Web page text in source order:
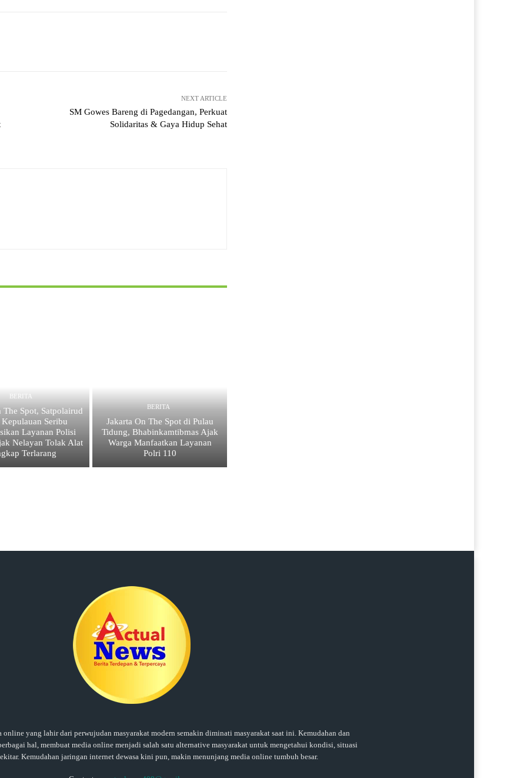
NEXT ARTICLE
SM Gowes Bareng di Pagedangan, Perkuat
Solidaritas & Gaya Hidup Sehat
BERITA
The Spot, Satpolairud
Kepulauan Seribu
Layanan Polisi
Nelayan Tolak Alat
Terlarang
BERITA
Jakarta On The Spot di Pulau
Tidung, Bhabinkamtibmas Ajak
Warga Manfaatkan Layanan
Polri 110
yang lahir dari perwujudan masyarakat modern semakin diminati masyarakat saat ini. Kemudahan dan
hal, membuat media online menjadi salah satu alternative masyarakat untuk mengetahui kondisi, situasi
Kemudahan jaringan internet dewasa kini pun, makin menunjang media online tumbuh besar.